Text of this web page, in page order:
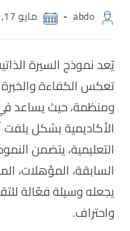
abdo مايو 17, 2025
يُعد نموذج السيرة
تعكس الكفاءة والخبرة
ومنظمة، حيث يساعد في
الأكاديمية بشكل
التعليمية، يتضمن
السابقة، المؤهلات،
يجعله وسيلة فعّالة
واحتراف.